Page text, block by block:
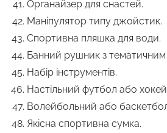
Органайзер для снастей.
Маніпулятор типу джойстик.
Спортивна пляшка для води.
Банний рушник з
Набір інструментів.
Настільний футбол або
Волейбольний або
Якісна спортивна сумка.